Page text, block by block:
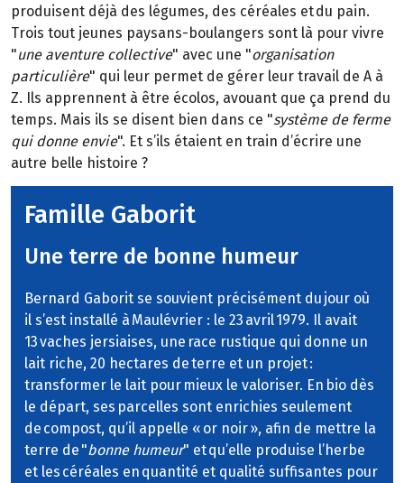
produisent déjà des légumes, des céréales et du pain.
Trois tout jeunes paysans-boulangers sont là pour vivre
"une aventure collective" avec une "organisation
particulière" qui leur permet de gérer leur travail de A à
Z. Ils apprennent à être écolos, avouant que ça prend du
temps. Mais ils se disent bien dans ce "système de ferme
qui donne envie". Et s’ils étaient en train d’écrire une
autre belle histoire ?
Famille Gaborit
Une terre de bonne humeur
Bernard Gaborit se souvient précisément du jour où
il s’est installé à Maulévrier : le 23 avril 1979. Il avait
13 vaches jersiaises, une race rustique qui donne un
lait riche, 20 hectares de terre et un projet :
transformer le lait pour mieux le valoriser. En bio dès
le départ, ses parcelles sont enrichies seulement
de compost, qu’il appelle « or noir », afin de mettre la
terre de "bonne humeur" et qu’elle produise l’herbe
et les céréales en quantité et qualité suffisantes pour